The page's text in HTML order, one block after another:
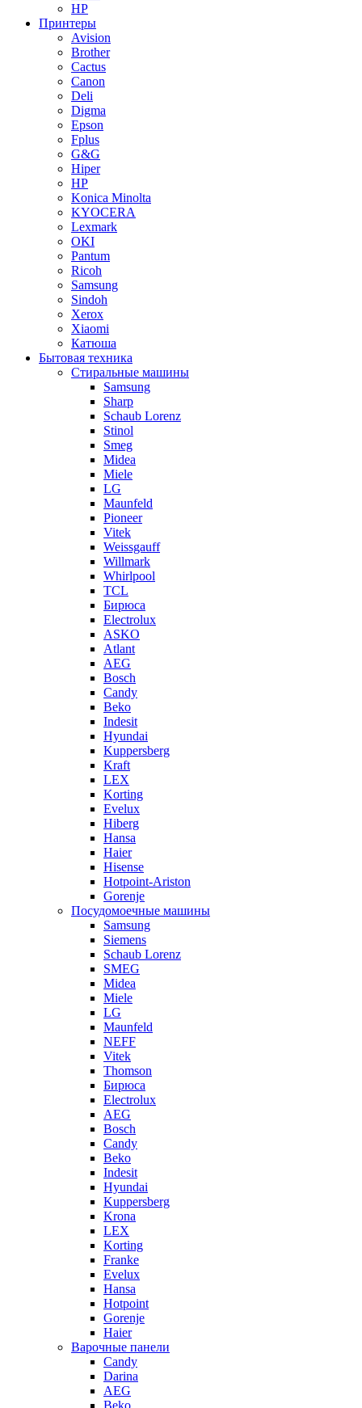
HP
Принтеры
Avision
Brother
Cactus
Canon
Deli
Digma
Epson
Fplus
G&G
Hiper
HP
Konica Minolta
KYOCERA
Lexmark
OKI
Pantum
Ricoh
Samsung
Sindoh
Xerox
Xiaomi
Катюша
Бытовая техника
Стиральные машины
Samsung
Sharp
Schaub Lorenz
Stinol
Smeg
Midea
Miele
LG
Maunfeld
Pioneer
Vitek
Weissgauff
Willmark
Whirlpool
TCL
Бирюса
Electrolux
ASKO
Atlant
AEG
Bosch
Candy
Beko
Indesit
Hyundai
Kuppersberg
Kraft
LEX
Korting
Evelux
Hiberg
Hansa
Haier
Hisense
Hotpoint-Ariston
Gorenje
Посудомоечные машины
Samsung
Siemens
Schaub Lorenz
SMEG
Midea
Miele
LG
Maunfeld
NEFF
Vitek
Thomson
Бирюса
Electrolux
AEG
Bosch
Candy
Beko
Indesit
Hyundai
Kuppersberg
Krona
LEX
Korting
Franke
Evelux
Hansa
Hotpoint
Gorenje
Haier
Варочные панели
Candy
Darina
AEG